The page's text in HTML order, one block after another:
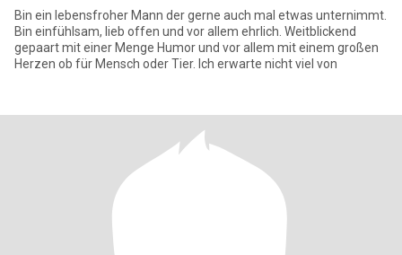
Bin ein lebensfroher Mann der gerne auch mal etwas unternimmt.
Bin einfühlsam, lieb offen und vor allem ehrlich. Weitblickend
gepaart mit einer Menge Humor und vor allem mit einem großen
Herzen ob für Mensch oder Tier. Ich erwarte nicht viel von